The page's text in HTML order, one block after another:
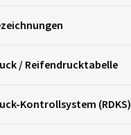
/ Reifendrucktabelle
Kontrollsystem (RDKS)